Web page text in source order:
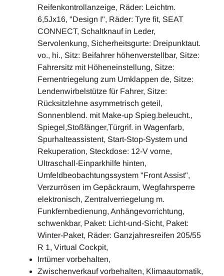
Reifenkontrollanzeige, Räder: Leichtm.
6,5Jx16, "Design I", Räder: Tyre fit, SEAT
CONNECT, Schaltknauf in Leder,
Servolenkung, Sicherheitsgurte: Dreipunktaut.
vo., hi., Sitz: Beifahrer höhenverstellbar, Sitze:
Fahrersitz mit Höheneinstellung, Sitze:
Fernentriegelung zum Umklappen de, Sitze:
Lendenwirbelstütze für Fahrer, Sitze:
Rücksitzlehne asymmetrisch geteil,
Sonnenblend. mit Make-up Spieg.beleucht.,
Spiegel,Stoßfänger,Türgrif. in Wagenfarb,
Spurhalteassistent, Start-Stop-System und
Rekuperation, Steckdose: 12-V vorne,
Ultraschall-Einparkhilfe hinten,
Umfeldbeobachtungssystem "Front Assist",
Verzurrösen im Gepäckraum, Wegfahrsperre
elektronisch, Zentralverriegelung m.
Funkfernbedienung, Anhängevorrichtung,
schwenkbar, Paket: Licht-und-Sicht, Paket:
Winter-Paket, Räder: Ganzjahresreifen 205/55
R 1, Virtual Cockpit,
Irrtümer vorbehalten,
Zwischenverkauf vorbehalten, Klimaautomatik,